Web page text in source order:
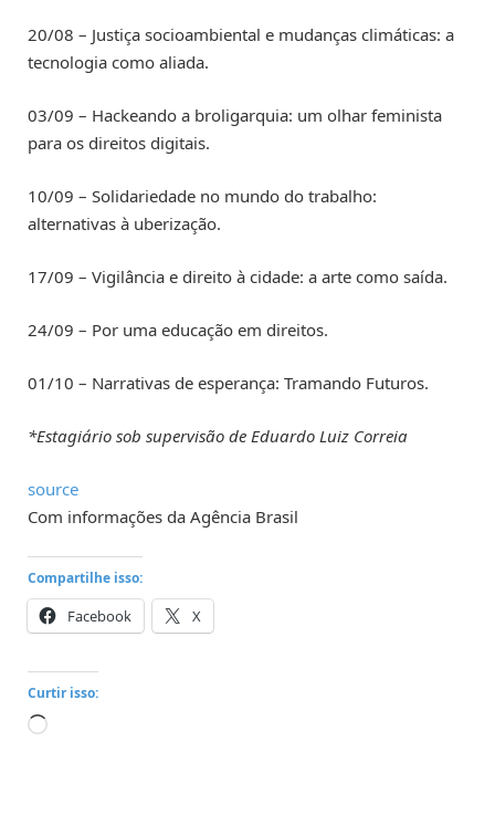
20/08 – Justiça socioambiental e mudanças climáticas: a
tecnologia como aliada.
03/09 – Hackeando a broligarquia: um olhar feminista
para os direitos digitais.
10/09 – Solidariedade no mundo do trabalho:
alternativas à uberização.
17/09 – Vigilância e direito à cidade: a arte como saída.
24/09 – Por uma educação em direitos.
01/10 – Narrativas de esperança: Tramando Futuros.
*Estagiário sob supervisão de Eduardo Luiz Correia
source
Com informações da Agência Brasil
Compartilhe isso:
Facebook X
Curtir isso:
Carregando...